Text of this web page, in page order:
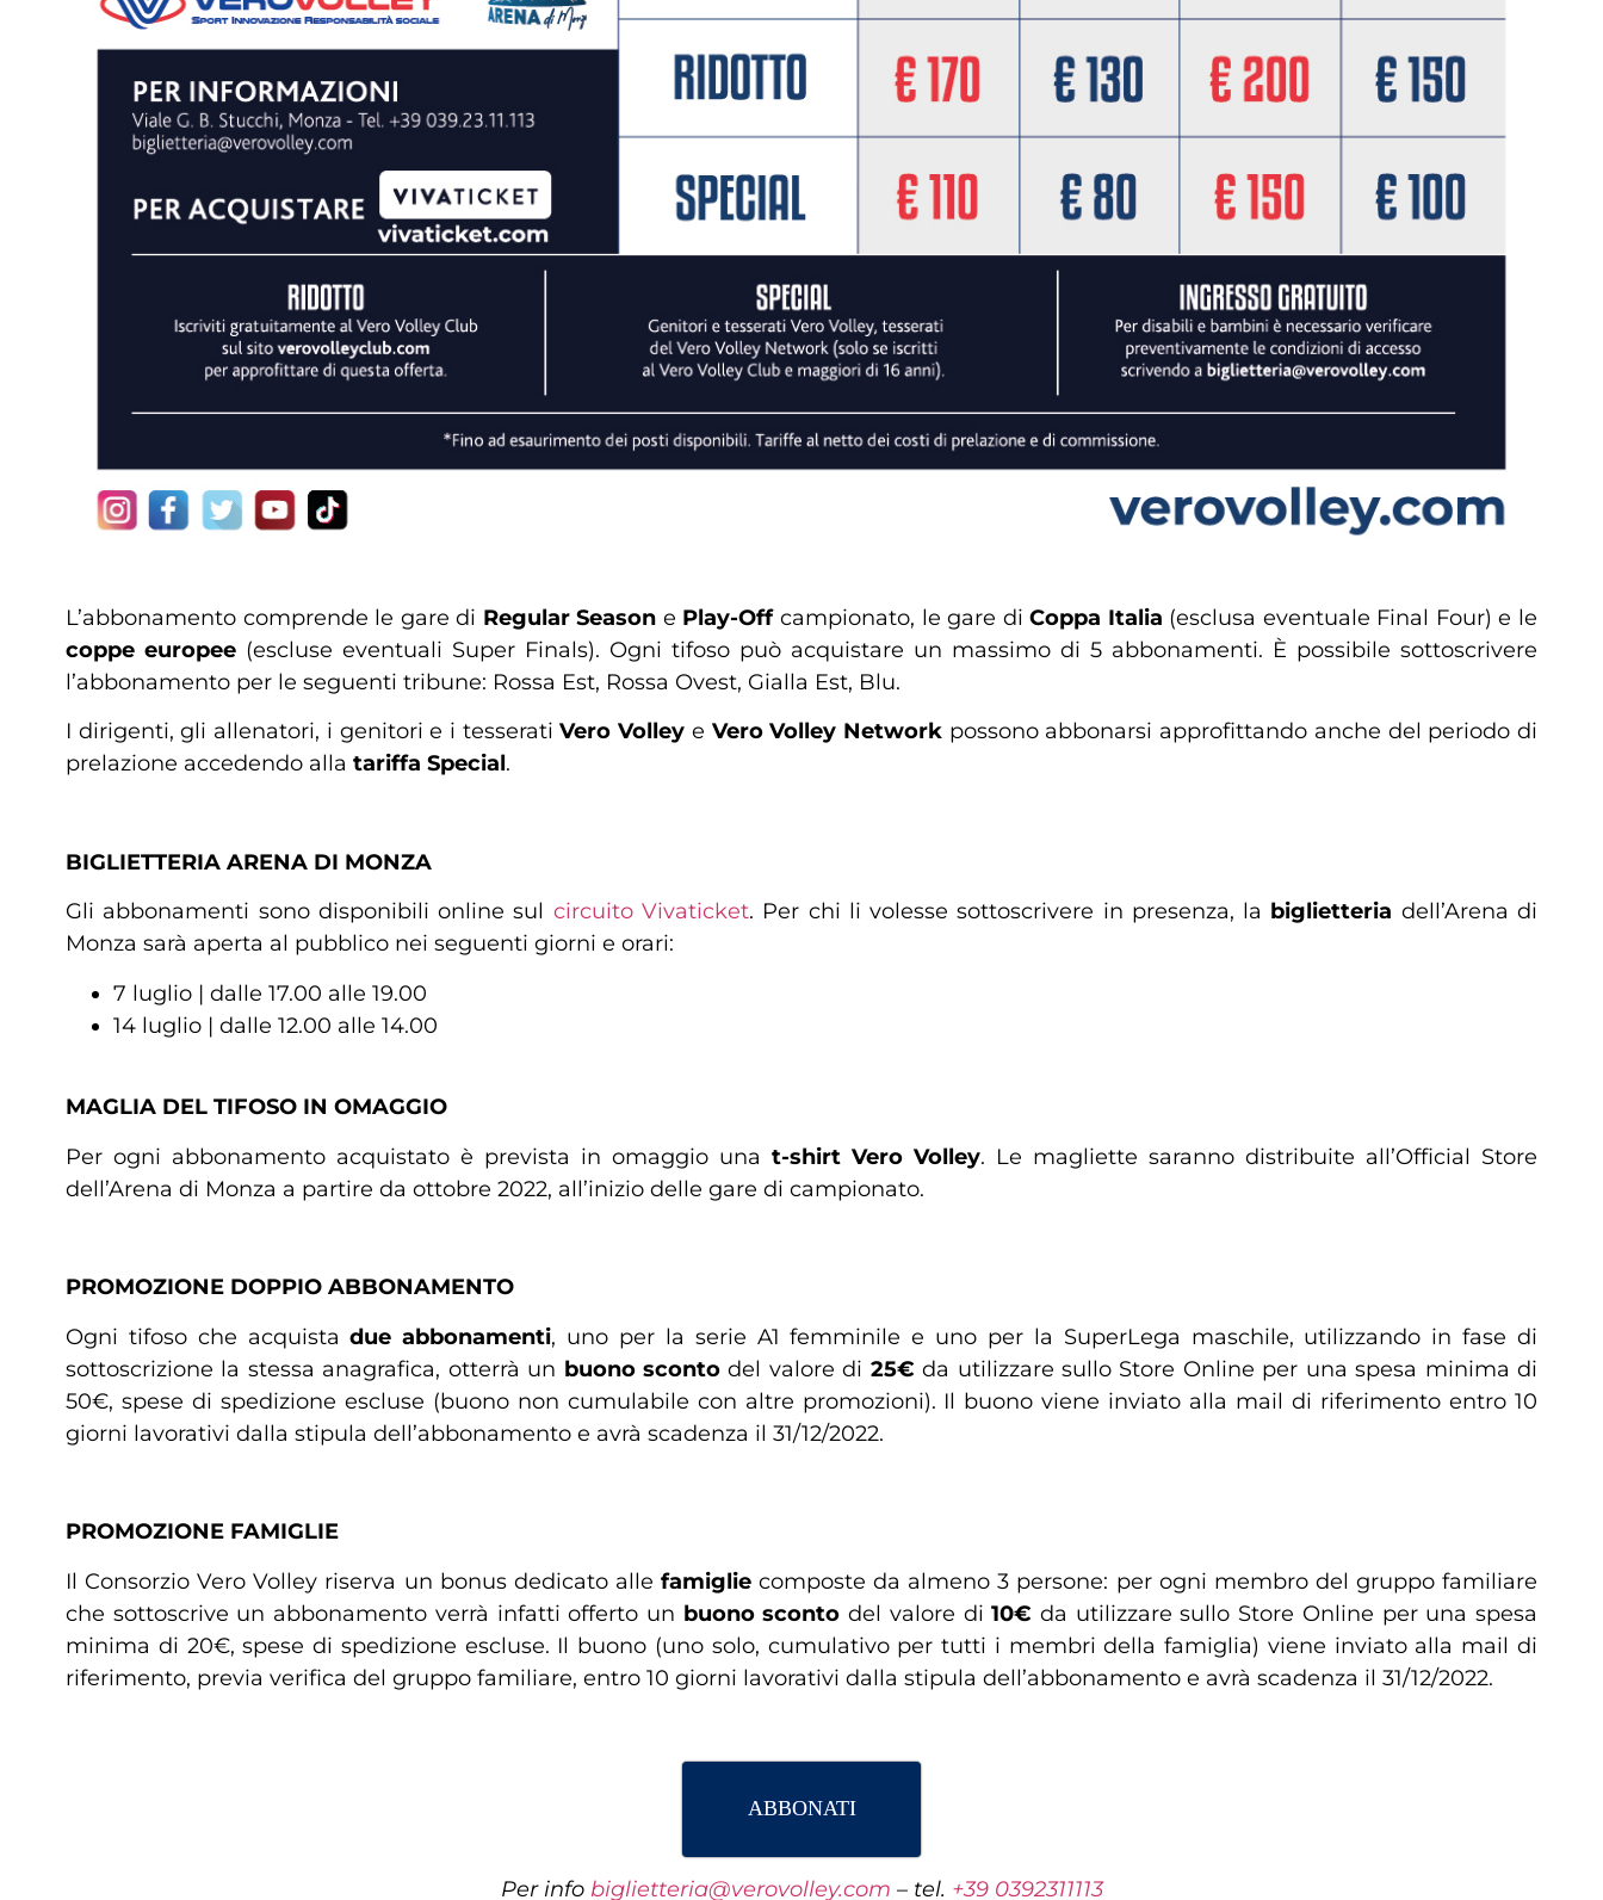
L’abbonamento comprende le gare di Regular Season e Play-Offcampionato, le gare diCoppa Italia (esclusa eventuale Final Four) e le
coppe europee (escluse eventuali Super Finals). Ogni tifoso può acquistare un massimo di 5 abbonamenti. È possibile sottoscrivere
l’abbonamento per le seguenti tribune: Rossa Est, Rossa Ovest, Gialla Est, Blu.
I dirigenti, gli allenatori, i genitori e i tesseratiVero Volley e Vero Volley Network possono abbonarsi approfittando anche del periodo di
prelazione accedendo alla tariffa Special.
BIGLIETTERIA ARENA DI MONZA
Gli abbonamenti sono disponibili online sul circuito Vivaticket. Per chi li volesse sottoscrivere in presenza, la biglietteria dell’Arena di
Monza sarà aperta al pubblico nei seguenti giorni e orari:
7 luglio | dalle 17.00 alle 19.00
14 luglio | dalle 12.00 alle 14.00
MAGLIA DEL TIFOSO IN OMAGGIO
Per ogni abbonamento acquistato è prevista in omaggio una t-shirt Vero Volley. Le magliette saranno distribuite all’Official Store
dell’Arena di Monza a partire da ottobre 2022, all’inizio delle gare di campionato.
PROMOZIONE DOPPIO ABBONAMENTO
Ogni tifoso che acquistadue abbonamenti, uno per la serie A1 femminile e uno per la SuperLega maschile, utilizzando in fase di
sottoscrizione la stessa anagrafica, otterrà un buono sconto del valore di 25€ da utilizzare sullo Store Online per una spesa minima di
50€, spese di spedizione escluse (buono non cumulabile con altre promozioni). Il buono viene inviato alla mail di riferimento entro 10
giorni lavorativi dalla stipula dell’abbonamento e avrà scadenza il 31/12/2022.
PROMOZIONE FAMIGLIE
Il Consorzio Vero Volley riserva un bonus dedicato alle famigliecomposte da almeno 3 persone: per ogni membro del gruppo familiare
che sottoscrive un abbonamento verrà infatti offerto un buono sconto del valore di10€ da utilizzare sullo Store Online per una spesa
minima di 20€, spese di spedizione escluse. Il buono (uno solo, cumulativo per tutti i membri della famiglia) viene inviato alla mail di
riferimento, previa verifica del gruppo familiare, entro 10 giorni lavorativi dalla stipula dell’abbonamento e avrà scadenza il 31/12/2022.
ABBONATI
Per info biglietteria@verovolley.com – tel. +39 0392311113